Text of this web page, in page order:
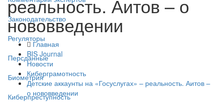
Законодательство
Регуляторы
Персданные
Биометрия
Киберпреступность
реальность. Аитов – о
нововведении
Главная
BIS Journal
Новости
Киберграмотность
Детские аккаунты на «Госуслугах» – реальность. Аитов –
о нововведении